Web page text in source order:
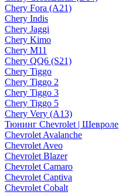
Chery Fora (A21)
Chery Indis
Chery Jaggi
Chery Kimo
Chery M11
Chery QQ6 (S21)
Chery Tiggo
Chery Tiggo 2
Chery Tiggo 3
Chery Tiggo 5
Chery Very (A13)
Тюнинг Chevrolet | Шевроле
Chevrolet Avalanche
Chevrolet Aveo
Chevrolet Blazer
Chevrolet Camaro
Chevrolet Captiva
Chevrolet Cobalt